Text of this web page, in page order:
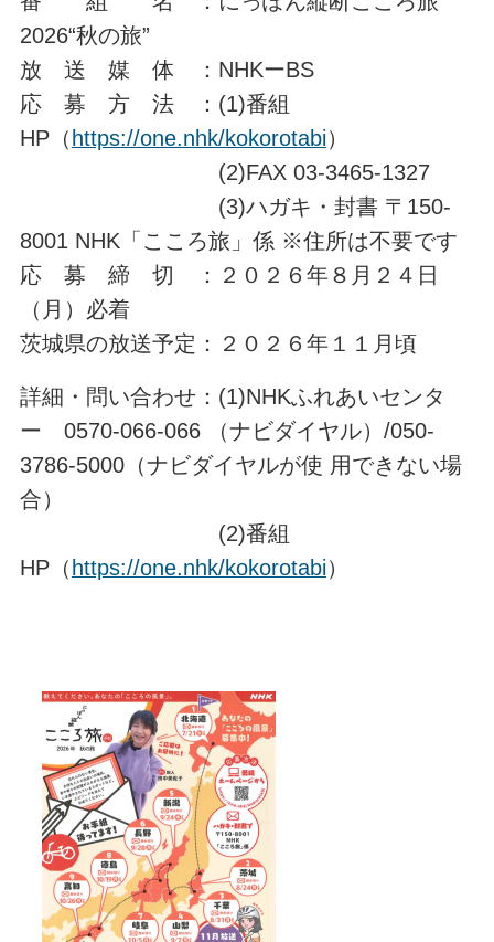
2026“秋の旅”
放 送 媒 体 ：NHKーBS
応 募 方 法 ：(1)番組
HP（ https://one.nhk/kokorotabi）
(2)FAX 03-3465-1327
(3)ハガキ・封書 〒150-
8001 NHK「こころ旅」係 ※住所は不要です
応 募 締 切 ：２０２６年８月２４日
（月）必着
茨城県の放送予定：２０２６年１１月頃
詳細・問い合わせ：(1)NHKふれあいセンタ
ー 0570-066-066 （ナビダイヤル）/050-
3786-5000（ナビダイヤルが使 用できない場
合）
(2)番組
HP（ https://one.nhk/kokorotabi）